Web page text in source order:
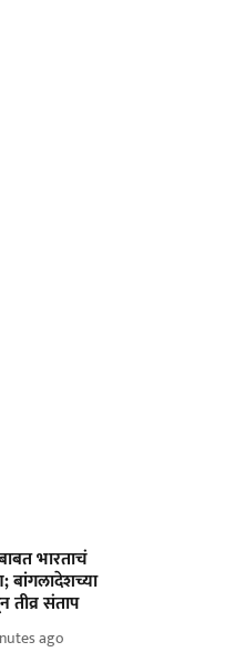
भारताचं
बांगलादेशच्या
तीव्र संताप
ago